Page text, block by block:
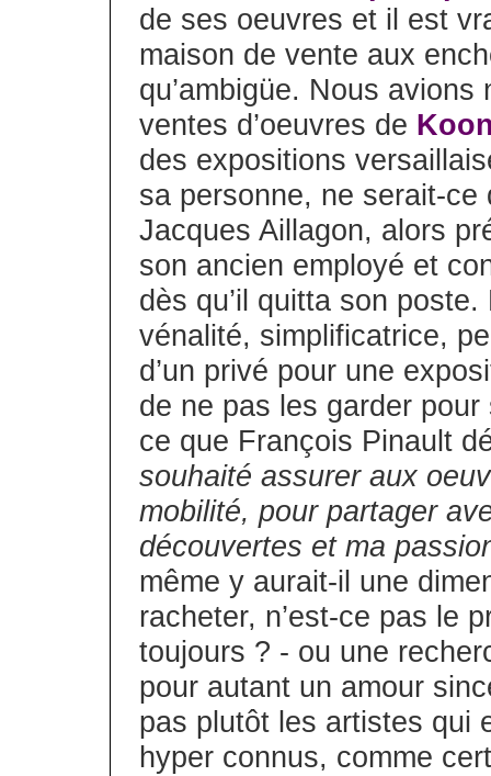
de ses oeuvres et il est
maison de vente aux
qu’ambigüe. Nous
ventes d’oeuvres de
des expositions
sa personne, ne serait-
Jacques Aillagon, alors
son ancien employé et
dès qu’il quitta son
vénalité, simplificatrice,
d’un privé pour une
de ne pas les garder
ce que François Pinault
souhaité assurer aux
mobilité, pour partager
découvertes et ma
même y aurait-il une
racheter, n’est-ce pas le
toujours ? - ou une
pour autant un amour
pas plutôt les artistes qui
hyper connus, comme